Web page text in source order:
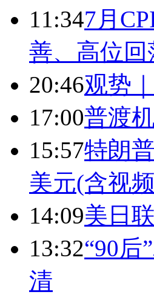
11:347月
善、高位回
20:46观势
17:00普渡
15:57特朗
美元(含视
14:09美日
13:32“90后
清